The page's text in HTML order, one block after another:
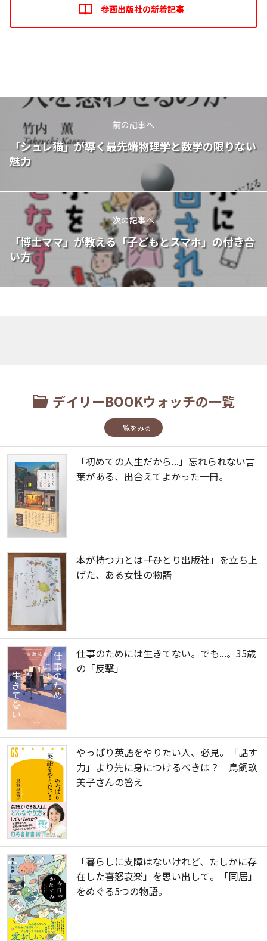
参画出版社の新着記事
前の記事へ
「シュレ猫」が導く最先端物理学と数学の限りない
魅力
次の記事へ
「博士ママ」が教える「子どもとスマホ」の付き合
い方
デイリーBOOKウォッチの一覧
一覧をみる
「初めての人生だから...」忘れられない言
葉がある、出合えてよかった一冊。
本が持つ力とは――「ひとり出版社」を立ち上
げた、ある女性の物語
仕事のためには生きてない。でも...。35歳
の「反撃」
やっぱり英語をやりたい人、必見。「話す
力」より先に身につけるべきは？ 鳥飼玖
美子さんの答え
「暮らしに支障はないけれど、たしかに存
在した喜怒哀楽」を思い出して。「同居」
をめぐる5つの物語。